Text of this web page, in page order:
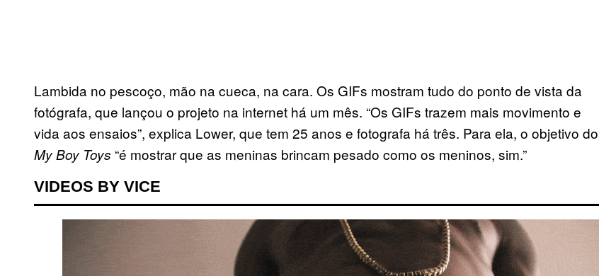
Lambida no pescoço, mão na cueca, na cara. Os GIFs mostram tudo do ponto de vista da
fotógrafa, que lançou o projeto na internet há um mês. “Os GIFs trazem mais movimento e
vida aos ensaios”, explica Lower, que tem 25 anos e fotografa há três. Para ela, o objetivo do
My Boy Toys “é mostrar que as meninas brincam pesado como os meninos, sim.”
VIDEOS BY VICE